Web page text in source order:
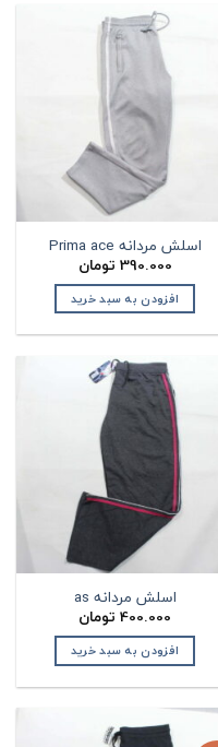
اسلش مردانه Prima ace
390.000 تومان
افزودن به سبد خرید
اسلش مردانه as
400.000 تومان
افزودن به سبد خرید